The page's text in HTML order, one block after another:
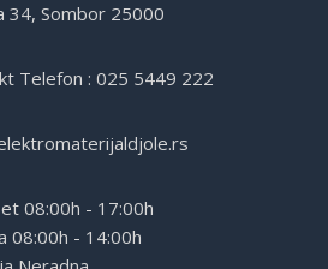
34, Sombor 25000
Telefon : 025 5449 222
08:00h - 17:00h
08:00h - 14:00h